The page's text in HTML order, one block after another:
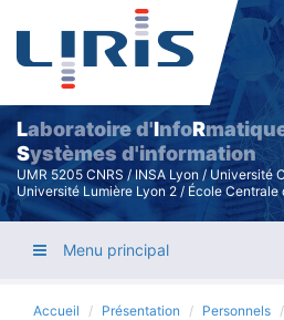
Aller
Laboratoire d'InfoR
Systèmes d'information
UMR 5205 CNRS / INSA Lyon / Université
Université Lumière Lyon 2 / École Centrale
Menu principal
Accueil Présentation Personnels